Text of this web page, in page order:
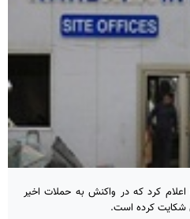
کرد که در واکنش به حملات اخیر
شکایت کرده است.